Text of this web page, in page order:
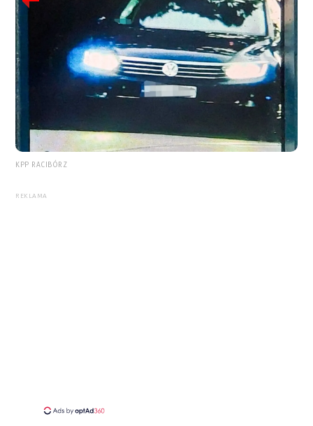
KPP RACIBÓRZ
REKLAMA